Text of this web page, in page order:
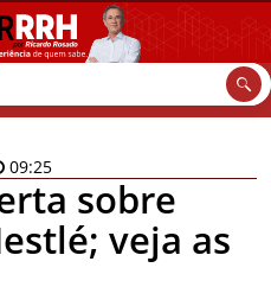
09:25
sobre
veja as